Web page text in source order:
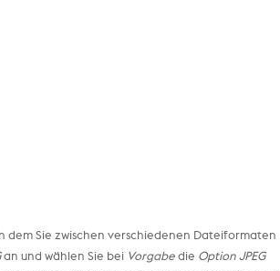
dem Sie zwischen verschiedenen Dateiformaten
an und wählen Sie bei Vorgabe die Option JPEG